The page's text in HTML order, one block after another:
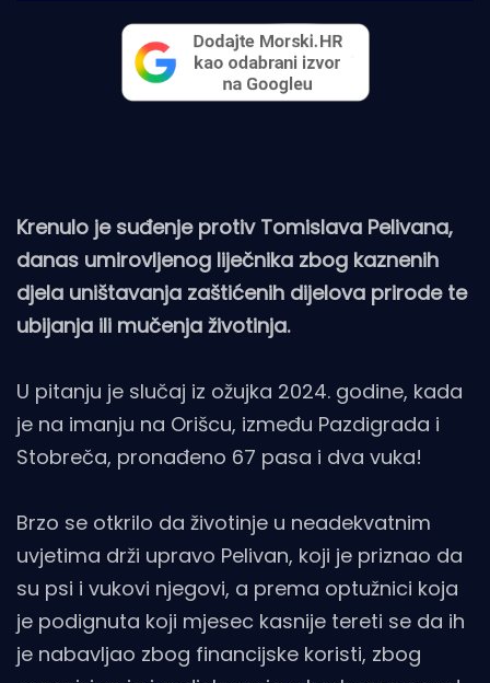
Krenulo je suđenje protiv Tomislava Pelivana,
danas umirovljenog liječnika zbog kaznenih
djela uništavanja zaštićenih dijelova prirode te
ubijanja ili mučenja životinja.
U pitanju je slučaj iz ožujka 2024. godine, kada
je na imanju na Orišcu, između Pazdigrada i
Stobreča, pronađeno 67 pasa i dva vuka!
Brzo se otkrilo da životinje u neadekvatnim
uvjetima drži upravo Pelivan, koji je priznao da
su psi i vukovi njegovi, a prema optužnici koja
je podignuta koji mjesec kasnije tereti se da ih
je nabavljao zbog financijske koristi, zbog